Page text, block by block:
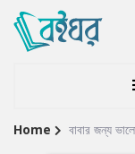
Site
Home বাবার জন্য